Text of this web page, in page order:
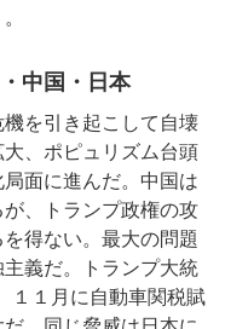
中国・日本
を引き起こして自壊
、ポピュリズム台頭
面に進んだ。中国は
、トランプ政権の攻
得ない。最大の問題
義だ。トランプ大統
１１月に自動車関税賦